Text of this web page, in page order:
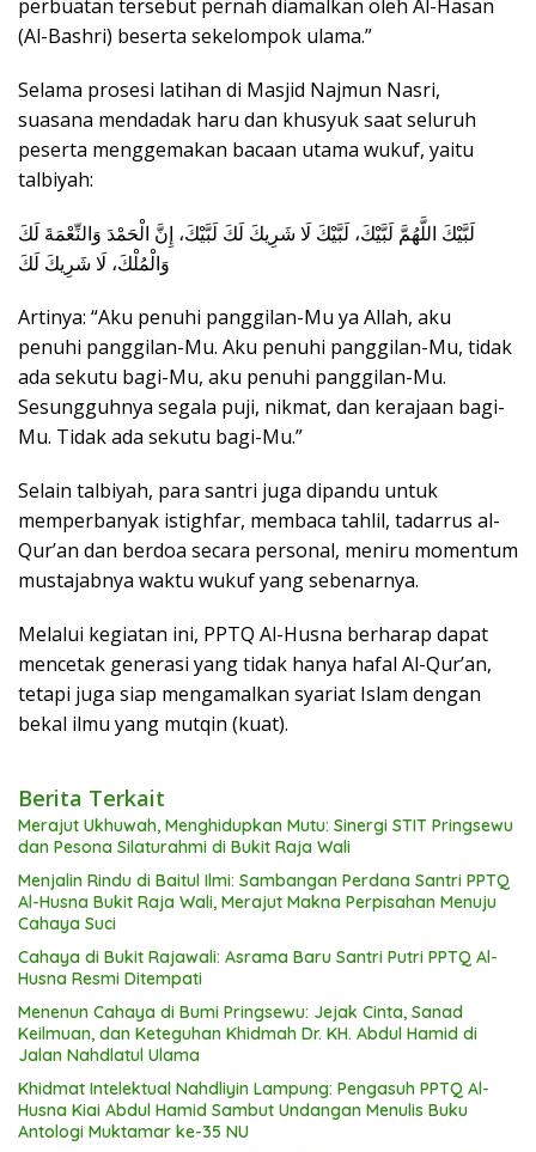
perbuatan tersebut pernah diamalkan oleh Al-Hasan
(Al-Bashri) beserta sekelompok ulama.”
Selama prosesi latihan di Masjid Najmun Nasri,
suasana mendadak haru dan khusyuk saat seluruh
peserta menggemakan bacaan utama wukuf, yaitu
talbiyah:
لَبَّيْكَ اللَّهُمَّ لَبَّيْكَ، لَبَّيْكَ لَا شَرِيكَ لَكَ لَبَّيْكَ، إِنَّ الْحَمْدَ وَالنِّعْمَةَ لَكَ
وَالْمُلْكَ، لَا شَرِيكَ لَكَ
Artinya: “Aku penuhi panggilan-Mu ya Allah, aku
penuhi panggilan-Mu. Aku penuhi panggilan-Mu, tidak
ada sekutu bagi-Mu, aku penuhi panggilan-Mu.
Sesungguhnya segala puji, nikmat, dan kerajaan bagi-
Mu. Tidak ada sekutu bagi-Mu.”
Selain talbiyah, para santri juga dipandu untuk
memperbanyak istighfar, membaca tahlil, tadarrus al-
Qur’an dan berdoa secara personal, meniru momentum
mustajabnya waktu wukuf yang sebenarnya.
Melalui kegiatan ini, PPTQ Al-Husna berharap dapat
mencetak generasi yang tidak hanya hafal Al-Qur’an,
tetapi juga siap mengamalkan syariat Islam dengan
bekal ilmu yang mutqin (kuat).
Berita Terkait
Merajut Ukhuwah, Menghidupkan Mutu: Sinergi STIT Pringsewu
dan Pesona Silaturahmi di Bukit Raja Wali
Menjalin Rindu di Baitul Ilmi: Sambangan Perdana Santri PPTQ
Al-Husna Bukit Raja Wali, Merajut Makna Perpisahan Menuju
Cahaya Suci
Cahaya di Bukit Rajawali: Asrama Baru Santri Putri PPTQ Al-
Husna Resmi Ditempati
Menenun Cahaya di Bumi Pringsewu: Jejak Cinta, Sanad
Keilmuan, dan Keteguhan Khidmah Dr. KH. Abdul Hamid di
Jalan Nahdlatul Ulama
Khidmat Intelektual Nahdliyin Lampung: Pengasuh PPTQ Al-
Husna Kiai Abdul Hamid Sambut Undangan Menulis Buku
Antologi Muktamar ke-35 NU